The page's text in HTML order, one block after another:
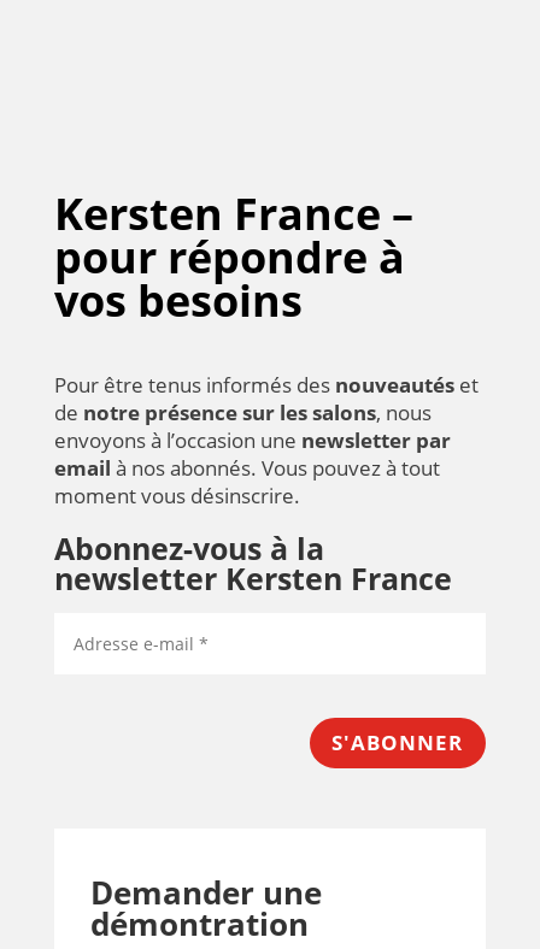
Kersten France –
pour répondre à
vos besoins
Pour être tenus informés des nouveautéset
de notre présence sur les salons, nous
envoyons à l’occasion une newsletter par
email à nos abonnés. Vous pouvez à tout
moment vous désinscrire.
Abonnez-vous à la
newsletter Kersten France
S'ABONNER
Demander une
démontration